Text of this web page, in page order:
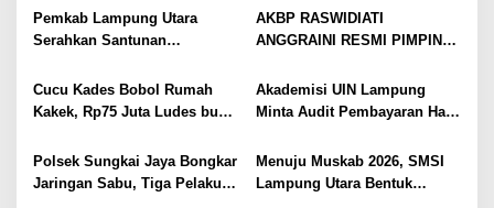
Gang Jalaba Kotabumi Heboh
Pedang Pora
Pemkab Lampung Utara
Serahkan Santunan
Korban Kebakaran
AKBP RASWIDIATI
ANGGRAINI RESMI PIMPIN
BAWA KOMITMEN PERKUAT
KAMTIBMAS DAN
Cucu Kades Bobol Rumah
Kakek, Rp75 Juta Ludes buat
Ditembak Polisi
Akademisi UIN Lampung
Minta Audit Pembayaran Hak
Kepastian Hukum Tak Boleh
Berlarut
Polsek Sungkai Jaya Bongkar
Jaringan Sabu, Tiga Pelaku
Menuju Muskab 2026, SMSI
Lampung Utara Bentuk